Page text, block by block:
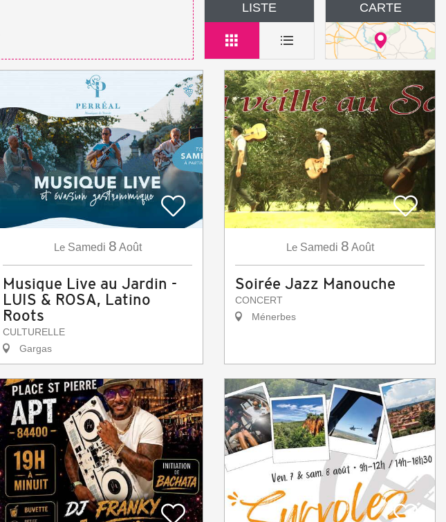
LISTE CARTE
Le Samedi 8 Août
Musique Live au Jardin -
LUIS & ROSA, Latino
Roots
CULTURELLE
Gargas
Le Samedi 8 Août
Soirée Jazz Manouche
CONCERT
Ménerbes